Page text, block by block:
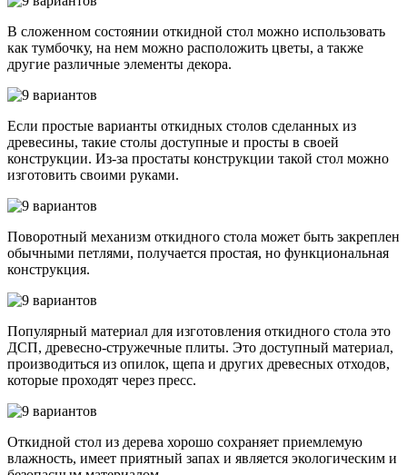
В сложенном состоянии откидной стол можно использовать
как тумбочку, на нем можно расположить цветы, а также
другие различные элементы декора.
Если простые варианты откидных столов сделанных из
древесины, такие столы доступные и просты в своей
конструкции. Из-за простаты конструкции такой стол можно
изготовить своими руками.
Поворотный механизм откидного стола может быть закреплен
обычными петлями, получается простая, но функциональная
конструкция.
Популярный материал для изготовления откидного стола это
ДСП, древесно-стружечные плиты. Это доступный материал,
производиться из опилок, щепа и других древесных отходов,
которые проходят через пресс.
Откидной стол из дерева хорошо сохраняет приемлемую
влажность, имеет приятный запах и является экологическим и